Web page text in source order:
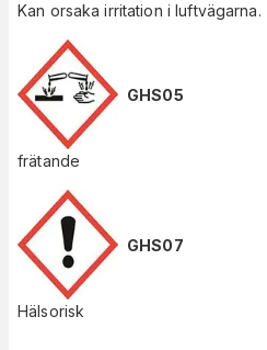
Kan orsaka irritation i luftvägarna.
GHS05
frätande
GHS07
Hälsorisk